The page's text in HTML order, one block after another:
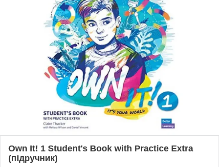
Own It! 1 Student's Book with Practice Extra
(підручник)